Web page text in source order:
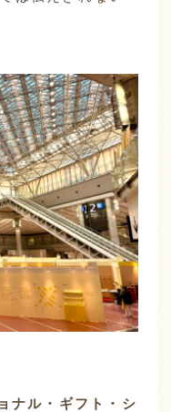
ナル・ギフト・シ